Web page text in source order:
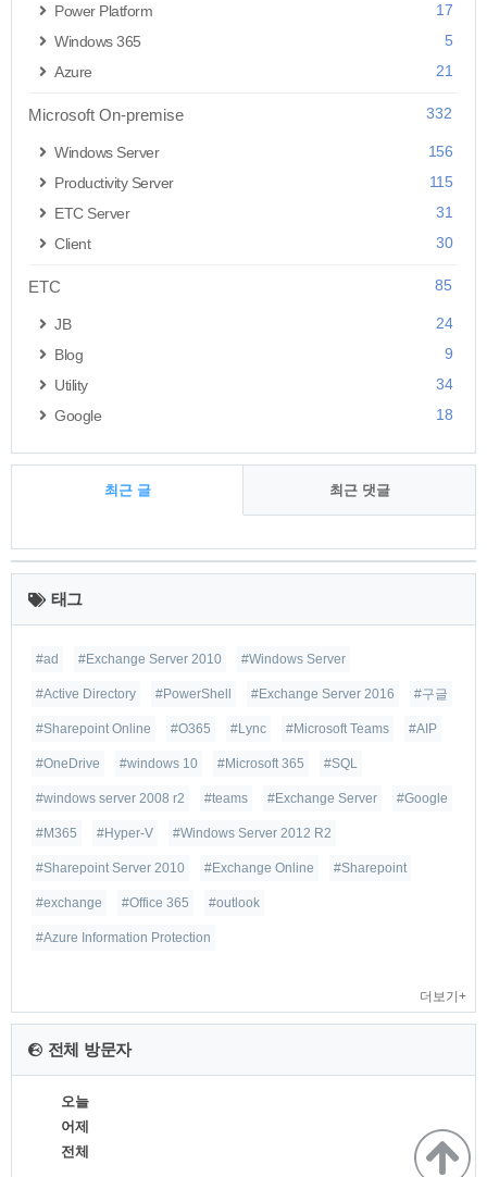
Power Platform
17
Windows 365
5
Azure
21
Microsoft On-premise 332
Windows Server
156
Productivity Server
115
ETC Server
31
Client
30
ETC 85
JB
24
Blog
9
Utility
34
Google
18
최근 글 최근 댓글
최
근
글 태그
#ad #Exchange Server 2010 #Windows Server
#Active Directory #PowerShell #Exchange Server 2016 #구글
#Sharepoint Online #O365 #Lync #Microsoft Teams #AIP
#OneDrive #windows 10 #Microsoft 365 #SQL
#windows server 2008 r2 #teams #Exchange Server #Google
#M365 #Hyper-V #Windows Server 2012 R2
#Sharepoint Server 2010 #Exchange Online #Sharepoint
#exchange #Office 365 #outlook
#Azure Information Protection
더보기+
전체 방문자
오늘
어제
전체